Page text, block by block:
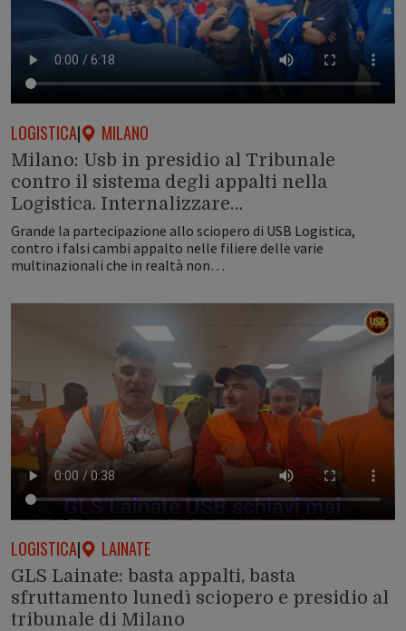
LOGISTICA| MILANO
Milano: Usb in presidio al Tribunale
contro il sistema degli appalti nella
Logistica. Internalizzare…
Grande la partecipazione allo sciopero di USB Logistica,
contro i falsi cambi appalto nelle filiere delle varie
multinazionali che in realtà non…
LOGISTICA| LAINATE
GLS Lainate: basta appalti, basta
sfruttamento lunedì sciopero e presidio al
tribunale di Milano